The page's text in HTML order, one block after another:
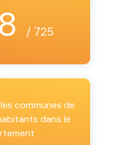
/ 725
communes de
dans le